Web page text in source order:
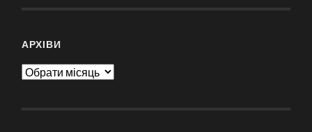
АРХІВИ
Архіви